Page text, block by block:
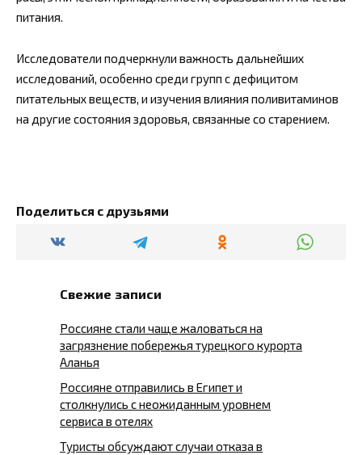
питания.
Исследователи подчеркнули важность дальнейших
исследований, особенно среди групп с дефицитом
питательных веществ, и изучения влияния поливитаминов
на другие состояния здоровья, связанные со старением.
Поделиться с друзьями
Свежие записи
Россияне стали чаще жаловаться на
загрязнение побережья турецкого курорта
Аланья
Россияне отправились в Египет и
столкнулись с неожиданным уровнем
сервиса в отелях
Туристы обсуждают случаи отказа в